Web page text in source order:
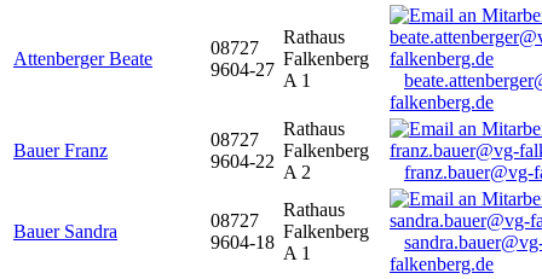
Attenberger Beate
08727
9604-27
Rathaus
Falkenberg
A 1
falkenberg.de
Bauer Franz
08727
9604-22
Rathaus
Falkenberg
A 2
franz.bauer@vg-
Bauer Sandra
08727
9604-18
Rathaus
Falkenberg
A 1
falkenberg.de